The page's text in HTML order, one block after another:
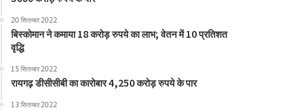
20 सितम्बर 2022
बिस्कोमान ने कमाया 18 करोड़ रुपये का लाभ; वेतन में 10 प्रतिशत
वृद्धि
15 सितम्बर 2022
रायगढ़ डीसीसीबी का कारोबार 4,250 करोड़ रुपये के पार
13 सितम्बर 2022